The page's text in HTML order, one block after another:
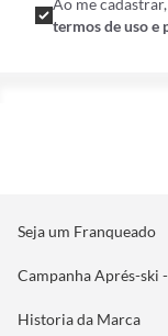
Ao me
termos de uso e
Seja um Franqueado
Campanha Aprés-ski
Historia da Marca